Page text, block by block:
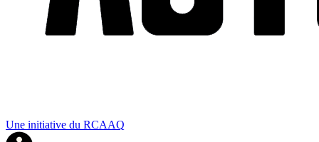
Une initiative du RCAAQ